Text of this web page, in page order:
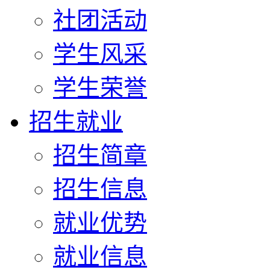
社团活动
学生风采
学生荣誉
招生就业
招生简章
招生信息
就业优势
就业信息